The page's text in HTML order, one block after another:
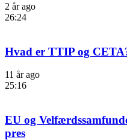
2 år ago
26:24
Hvad er TTIP og
11 år ago
25:16
EU og
pres